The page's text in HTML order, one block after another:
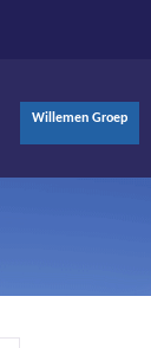
Willemen Groep